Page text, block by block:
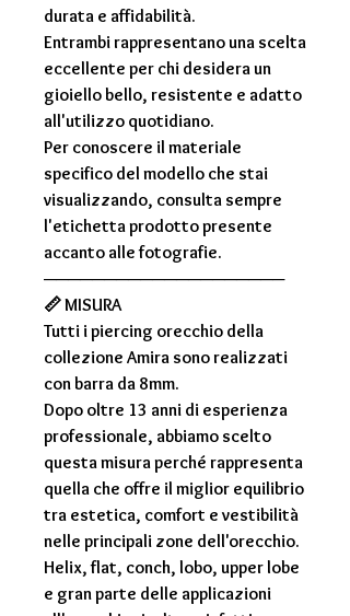
durata e affidabilità.
Entrambi rappresentano una scelta
eccellente per chi desidera un
gioiello bello, resistente e adatto
all'utilizzo quotidiano.
Per conoscere il materiale
specifico del modello che stai
visualizzando, consulta sempre
l'etichetta prodottopresente
accanto alle fotografie.
────────────────────
📏MISURA
Tutti i piercing orecchio della
collezione Amira sono realizzati
conbarra da 8mm.
Dopo oltre 13 anni di esperienza
professionale, abbiamo scelto
questa misura perché rappresenta
quella che offre il miglior equilibrio
tra estetica, comfort e vestibilità
nelle principali zone dell'orecchio.
Helix, flat, conch, lobo, upper lobe
e gran parte delle applicazioni